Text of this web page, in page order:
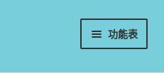
功能表